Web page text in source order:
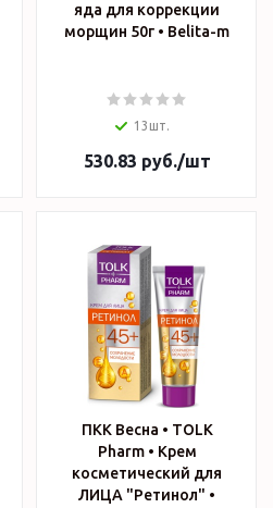
яда для коррекции
морщин 50г • Belita-m
13шт.
530.83 руб./шт
ПКК Весна • TOLK
Pharm • Крем
косметический для
ЛИЦА "Ретинол" •